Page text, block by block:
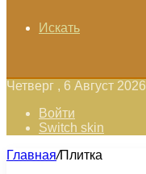
Искать
Четверг , 6 Август 2026
Войти
Switch skin
Главная/Плитка